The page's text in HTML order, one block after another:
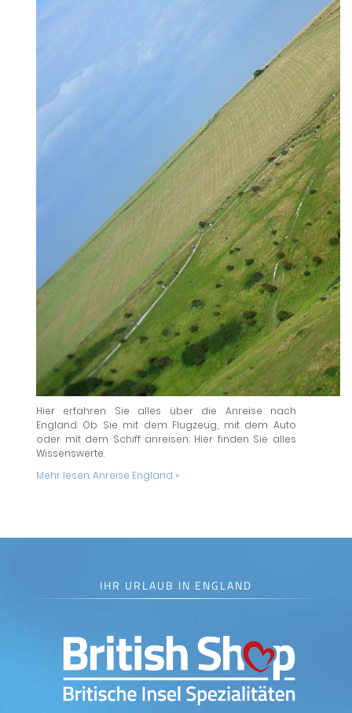
Hier erfahren Sie alles über die Anreise nach
England. Ob Sie mit dem Flugzeug, mit dem Auto
oder mit dem Schiff anreisen: Hier finden Sie alles
Wissenswerte.
Mehr lesen:Anreise England »
IHR URLAUB IN ENGLAND